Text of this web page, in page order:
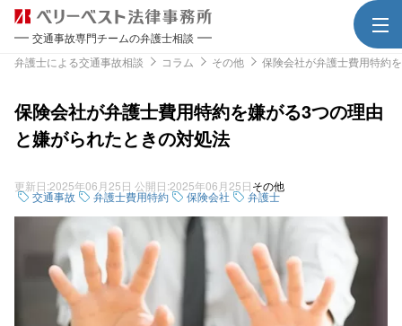
交通事故専門チームの弁護士相談
弁護士による交通事故相談
コラム その他 保険会社が弁護士費用特約
保険会社が弁護士費用特約を嫌がる3つの理由
と嫌がられたときの対処法
更新日:2025年06月25日 公開日:2025年06月25日その他
交通事故 弁護士費用特約 保険会社 弁護士